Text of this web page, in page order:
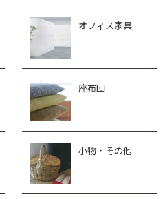
オフィス家具
座布団
小物・その他